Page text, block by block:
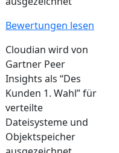
Bewertungen lesen
Cloudian wird von
Gartner Peer
Insights als “Des
Kunden 1. Wahl” für
verteilte
Dateisysteme und
Objektspeicher